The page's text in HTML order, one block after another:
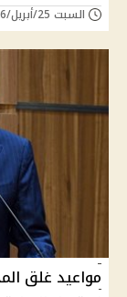
السبت 25/أبريل/2026 - 03:31 م